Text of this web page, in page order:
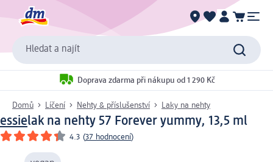
Hledat a najít
Doprava zdarma při nákupu od 1 290 Kč
Domů Líčení Nehty & příslušenství Laky na nehty
essielak na nehty 57 Forever yummy, 13,5 ml
4.3 (37 hodnocení)